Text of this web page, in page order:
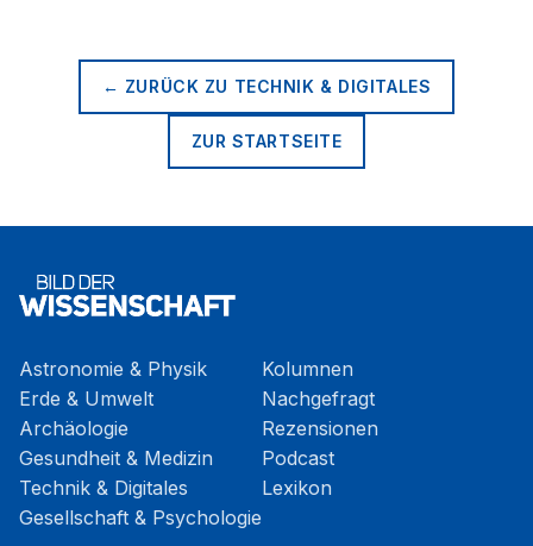
← ZURÜCK ZU TECHNIK & DIGITALES
ZUR STARTSEITE
Astronomie & Physik
Erde & Umwelt
Archäologie
Gesundheit & Medizin
Technik & Digitales
Gesellschaft & Psychologie
Kolumnen
Nachgefragt
Rezensionen
Podcast
Lexikon